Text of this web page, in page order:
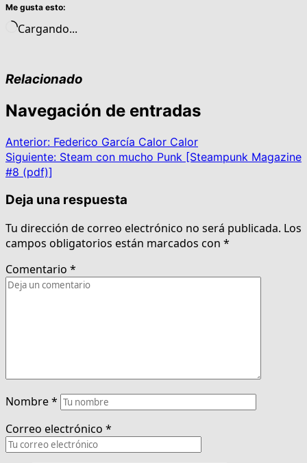
Me gusta esto:
Cargando...
Relacionado
Navegación de entradas
Anterior: Federico García Calor Calor
Siguiente: Steam con mucho Punk [Steampunk Magazine
#8 (pdf)]
Deja una respuesta
Tu dirección de correo electrónico no será publicada. Los
campos obligatorios están marcados con *
Comentario *
Nombre*
Correo electrónico *